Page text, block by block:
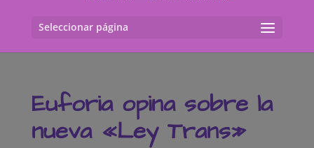
Seleccionar página
Euforia opina sobre la
nueva «Ley Trans»